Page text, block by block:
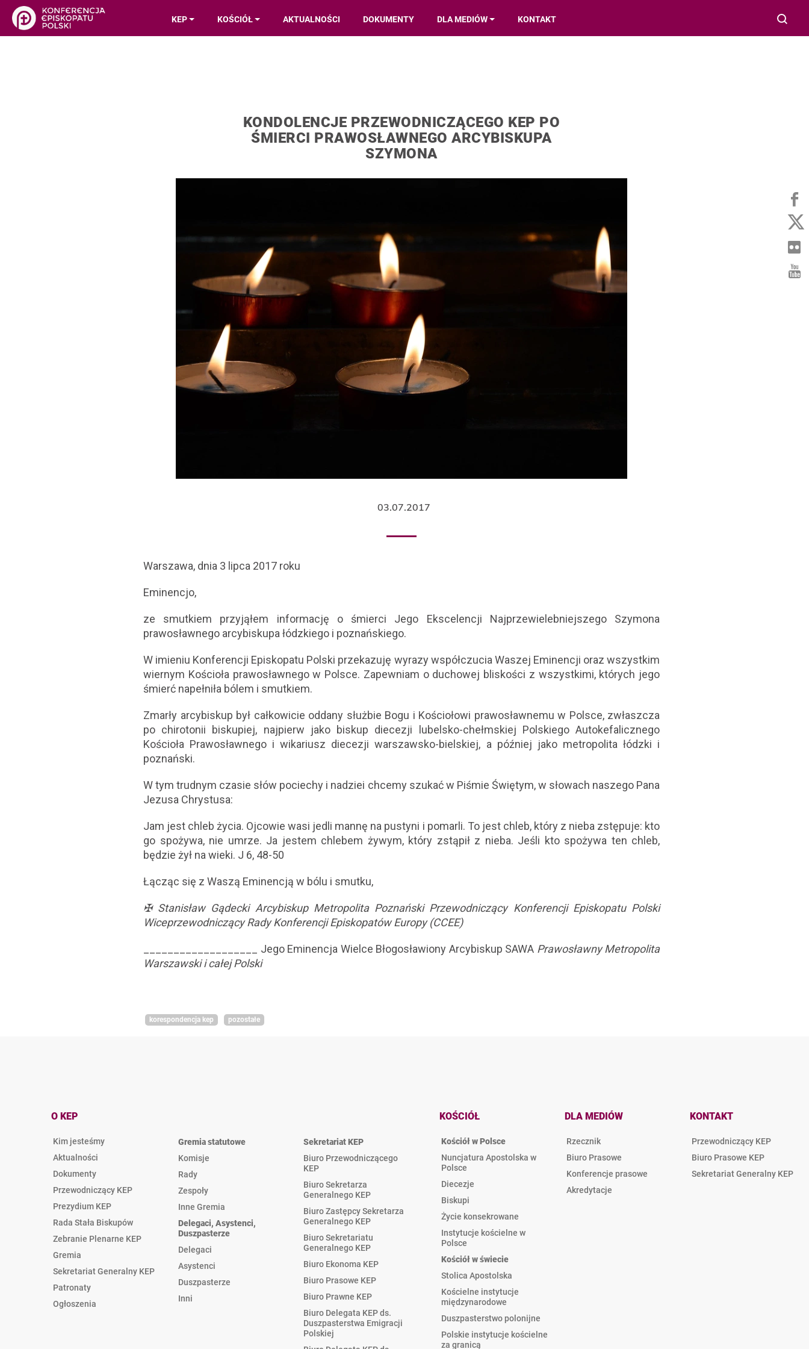
KEP KOŚCIÓŁ AKTUALNOŚCI DOKUMENTY DLA MEDIÓW KONTAKT
KONDOLENCJE PRZEWODNICZĄCEGO KEP PO
ŚMIERCI PRAWOSŁAWNEGO ARCYBISKUPA
SZYMONA
Warszawa, dnia 3 lipca 2017 roku
Eminencjo,
ze smutkiem przyjąłem informację o śmierci Jego Ekscelencji Najprzewielebniejszego Szymona
prawosławnego arcybiskupa łódzkiego i poznańskiego.
W imieniu Konferencji Episkopatu Polski przekazuję wyrazy współczucia Waszej Eminencji oraz wszystkim
wiernym Kościoła prawosławnego w Polsce. Zapewniam o duchowej bliskości z wszystkimi, których jego
śmierć napełniła bólem i smutkiem.
Zmarły arcybiskup był całkowicie oddany służbie Bogu i Kościołowi prawosławnemu w Polsce, zwłaszcza
po chirotonii biskupiej, najpierw jako biskup diecezji lubelsko-chełmskiej Polskiego Autokefalicznego
Kościoła Prawosławnego i wikariusz diecezji warszawsko-bielskiej, a później jako metropolita łódzki i
poznański.
W tym trudnym czasie słów pociechy i nadziei chcemy szukać w Piśmie Świętym, w słowach naszego Pana
Jezusa Chrystusa:
Jam jest chleb życia. Ojcowie wasi jedli mannę na pustyni i pomarli. To jest chleb, który z nieba zstępuje: kto
go spożywa, nie umrze. Ja jestem chlebem żywym, który zstąpił z nieba. Jeśli kto spożywa ten chleb,
będzie żył na wieki. J 6, 48-50
Łącząc się z Waszą Eminencją w bólu i smutku,
✠ Stanisław Gądecki Arcybiskup Metropolita Poznański Przewodniczący Konferencji Episkopatu Polski
Wiceprzewodniczący Rady Konferencji Episkopatów Europy (CCEE)
___________________ Jego Eminencja Wielce Błogosławiony Arcybiskup SAWA Prawosławny Metropolita
Warszawski i całej Polski
03.07.2017
korespondencja kep pozostałe
O KEP
Kim jesteśmy
Aktualności
Dokumenty
Przewodniczący KEP
Prezydium KEP
Rada Stała Biskupów
Zebranie Plenarne KEP
Gremia
Sekretariat Generalny KEP
Patronaty
Ogłoszenia
Gremia statutowe
Komisje
Rady
Zespoły
Inne Gremia
Delegaci, Asystenci,
Duszpasterze
Delegaci
Asystenci
Duszpasterze
Inni
Sekretariat KEP
Biuro Przewodniczącego
KEP
Biuro Sekretarza
Generalnego KEP
Biuro Zastępcy Sekretarza
Generalnego KEP
Biuro Sekretariatu
Generalnego KEP
Biuro Ekonoma KEP
Biuro Prasowe KEP
Biuro Prawne KEP
Biuro Delegata KEP ds.
Duszpasterstwa Emigracji
Polskiej
KOŚCIÓŁ
Kościół w Polsce
Nuncjatura Apostolska w
Polsce
Diecezje
Biskupi
Życie konsekrowane
Instytucje kościelne w
Polsce
Kościół w świecie
Stolica Apostolska
Kościelne instytucje
międzynarodowe
Duszpasterstwo polonijne
Polskie instytucje kościelne
za granicą
DLA MEDIÓW
Rzecznik
Biuro Prasowe
Konferencje prasowe
Akredytacje
KONTAKT
Przewodniczący KEP
Biuro Prasowe KEP
Sekretariat Generalny KEP